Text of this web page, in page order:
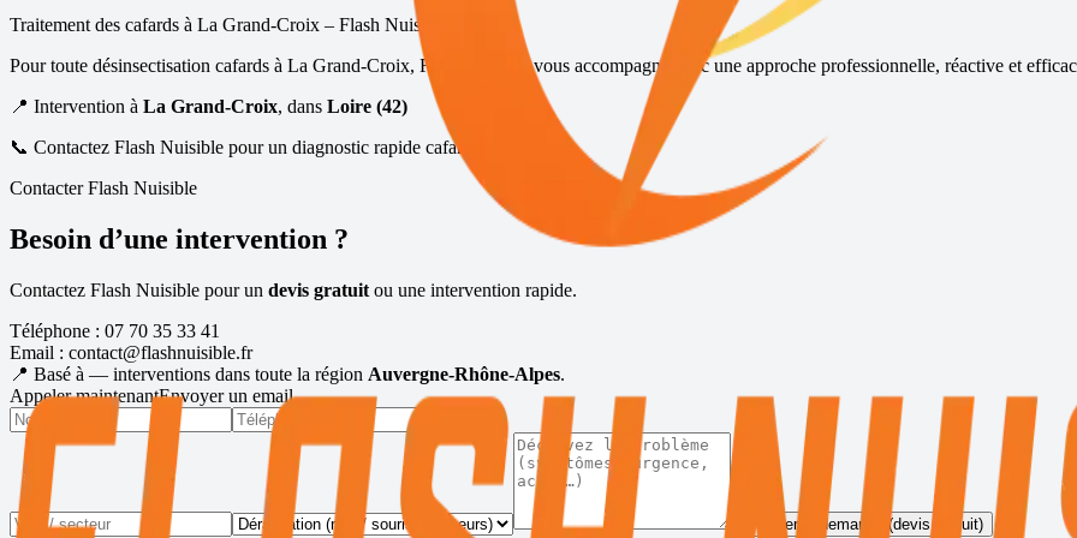
Traitement des cafards à La Grand-Croix – Flash Nuisible
Pour toute désinsectisation cafards à La Grand-Croix, Flash Nuisible vous accompagne avec une approche professionnelle, réactive et
📍 Intervention à La Grand-Croix, dans Loire (42)
📞 Contactez Flash Nuisible pour un diagnostic rapide cafards / blattes
Contacter Flash Nuisible
Besoin d’une intervention ?
Contactez Flash Nuisible pour un devis gratuit ou une intervention rapide.
Téléphone : 07 70 35 33 41
Email : contact@flashnuisible.fr
📍 Basé à — interventions dans toute la région Auvergne-Rhône-Alpes.
Appeler maintenantEnvoyer un email
Envoyer la demande (devis gratuit)